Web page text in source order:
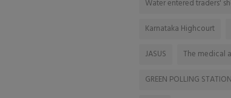
Water entered traders'
Karnataka Highcourt
JASUS
The medical
GREEN POLLING STATION